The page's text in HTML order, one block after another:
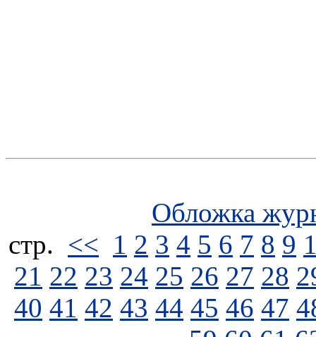
Обложка
стp. << 1 2 3 4 5 6 7 8 9
21 22 23 24 25 26 27 28
40 41 42 43 44 45 46 47